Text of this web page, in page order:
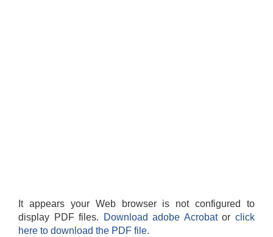
It appears your Web browser is not configured to
display PDF files.
Download adobe Acrobatorclick
here to download the PDF file.